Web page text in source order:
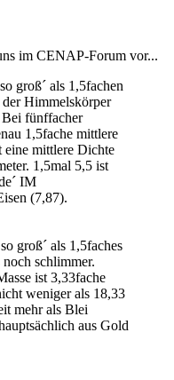
im CENAP-Forum vor...
groß´ als 1,5fachen
der Himmelskörper
Bei fünffacher
1,5fache mittlere
mittlere Dichte
1,5mal 5,5 ist
IM
(7,87).
groß´ als 1,5faches
schlimmer.
ist 3,33fache
weniger als 18,33
mehr als Blei
aus Gold